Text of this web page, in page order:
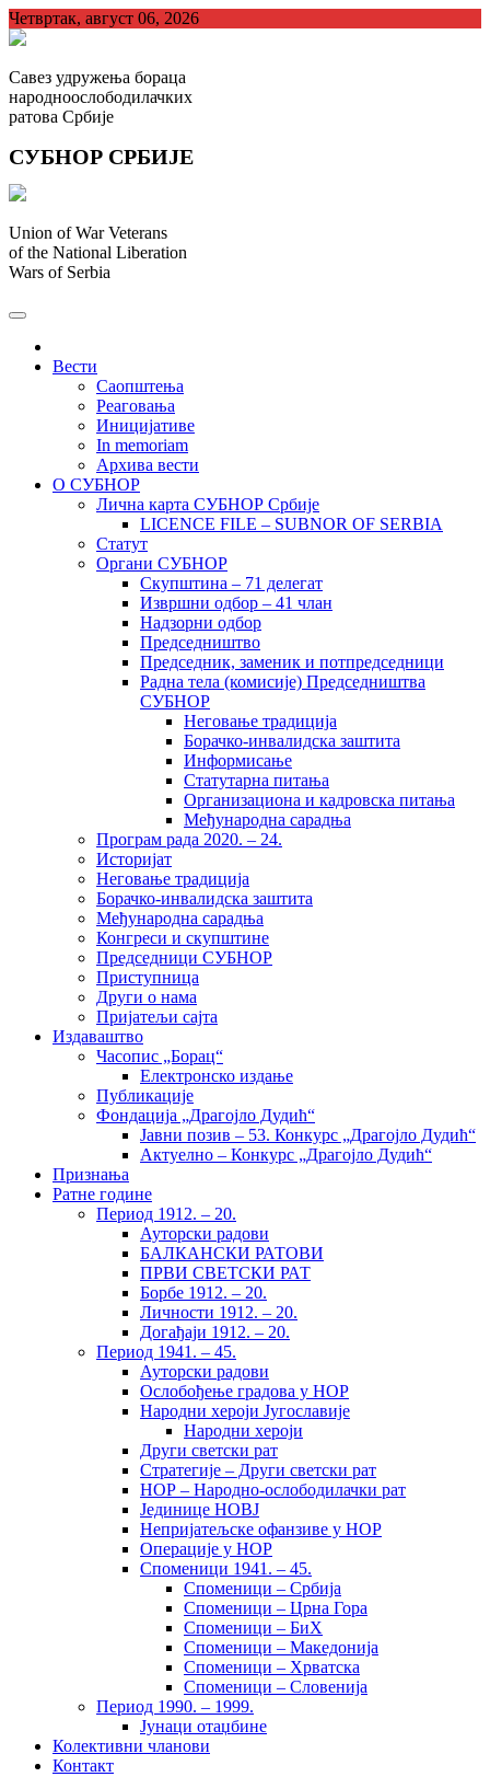
Skip
to
Четвртак, август 06, 2026
Савез удружења бораца
народноослободилачких
ратова Србије
СУБНОР СРБИЈЕ
Union of War Veterans
of the National Liberation
Wars of Serbia
Вести
Саопштења
Реаговања
Иницијативе
In memoriam
Архива вести
О СУБНОР
Лична карта СУБНОР Србије
LICENCE FILE – SUBNOR OF SERBIA
Статут
Органи СУБНОР
Скупштина – 71 делегат
Извршни одбор – 41 члан
Надзорни одбор
Председништво
Председник, заменик и потпредседници
Радна тела (комисије) Председништва
СУБНОР
Неговање традиција
Борачко-инвалидска заштита
Информисање
Статутарна питања
Организациона и кадровска питања
Међународна сарадња
Програм рада 2020. – 24.
Историјат
Неговање традиција
Борачко-инвалидска заштита
Међународна сарадња
Конгреси и скупштине
Председници СУБНОР
Приступница
Други о нама
Пријатељи сајта
Издаваштво
Часопис „Борац“
Електронско издање
Публикације
Фондација „Драгојло Дудић“
Јавни позив – 53. Конкурс „Драгојло Дудић“
Актуелно – Конкурс „Драгојло Дудић“
Признања
Ратне године
Период 1912. – 20.
Ауторски радови
БАЛКАНСКИ РАТОВИ
ПРВИ СВЕТСКИ РАТ
Борбе 1912. – 20.
Личности 1912. – 20.
Догађаји 1912. – 20.
Период 1941. – 45.
Ауторски радови
Ослобођење градова у НОР
Народни хероји Југославије
Народни хероји
Други светски рат
Стратегије – Други светски рат
НОР – Народно-ослободилачки рат
Јединице НОВЈ
Непријатељске офанзиве у НОР
Операције у НОР
Споменици 1941. – 45.
Споменици – Србија
Споменици – Црна Гора
Споменици – БиХ
Споменици – Македонија
Споменици – Хрватска
Споменици – Словенија
Период 1990. – 1999.
Јунаци отаџбине
Колективни чланови
Контакт